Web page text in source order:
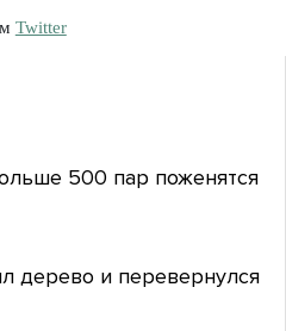
Twitter
500 пар поженятся
дерево и перевернулся